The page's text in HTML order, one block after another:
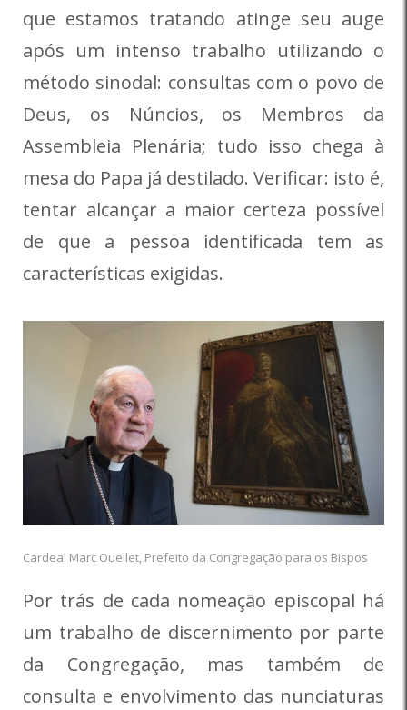
que estamos tratando atinge seu auge
após um intenso trabalho utilizando o
método sinodal: consultas com o povo de
Deus, os Núncios, os Membros da
Assembleia Plenária; tudo isso chega à
mesa do Papa já destilado. Verificar: isto é,
tentar alcançar a maior certeza possível
de que a pessoa identificada tem as
características exigidas.
Cardeal Marc Ouellet, Prefeito da Congregação para os Bispos
Por trás de cada nomeação episcopal há
um trabalho de discernimento por parte
da Congregação, mas também de
consulta e envolvimento das nunciaturas